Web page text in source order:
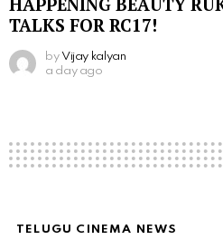
TALKS FOR RC17!
by Vijay kalyan
a day ago
TELUGU CINEMA NEWS